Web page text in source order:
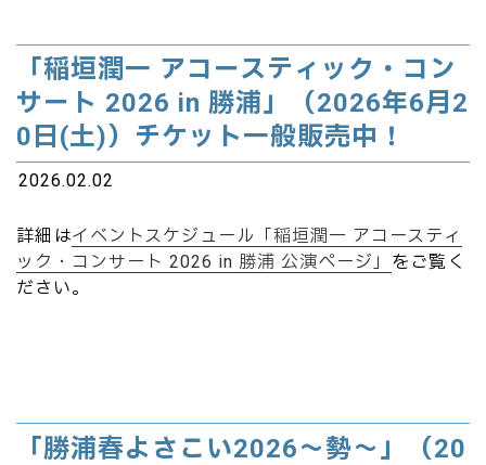
「稲垣潤一 アコースティック・コン
サート 2026 in 勝浦」（2026年6月2
0日(土)）チケット一般販売中！
2026.02.02
詳細はイベントスケジュール「稲垣潤一 アコースティ
ック・コンサート 2026 in 勝浦 公演ページ」 をご覧く
ださい。
「勝浦春よさこい2026～勢～」（20